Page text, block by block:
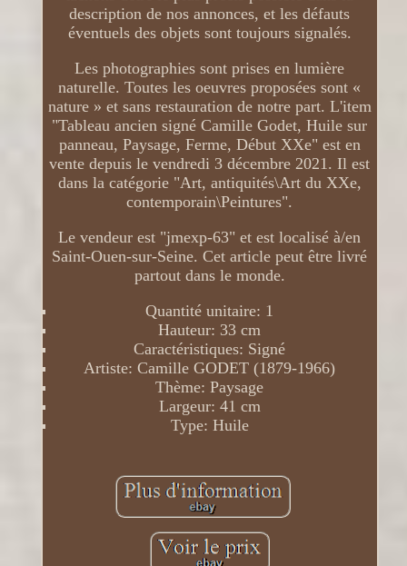
description de nos annonces, et les défauts
éventuels des objets sont toujours signalés.
Les photographies sont prises en lumière
naturelle. Toutes les oeuvres proposées sont «
nature » et sans restauration de notre part. L'item
"Tableau ancien signé Camille Godet, Huile sur
panneau, Paysage, Ferme, Début XXe" est en
vente depuis le vendredi 3 décembre 2021. Il est
dans la catégorie "Art, antiquités\Art du XXe,
contemporain\Peintures".
Le vendeur est "jmexp-63" et est localisé à/en
Saint-Ouen-sur-Seine. Cet article peut être livré
partout dans le monde.
Quantité unitaire: 1
Hauteur: 33 cm
Caractéristiques: Signé
Artiste: Camille GODET (1879-1966)
Thème: Paysage
Largeur: 41 cm
Type: Huile